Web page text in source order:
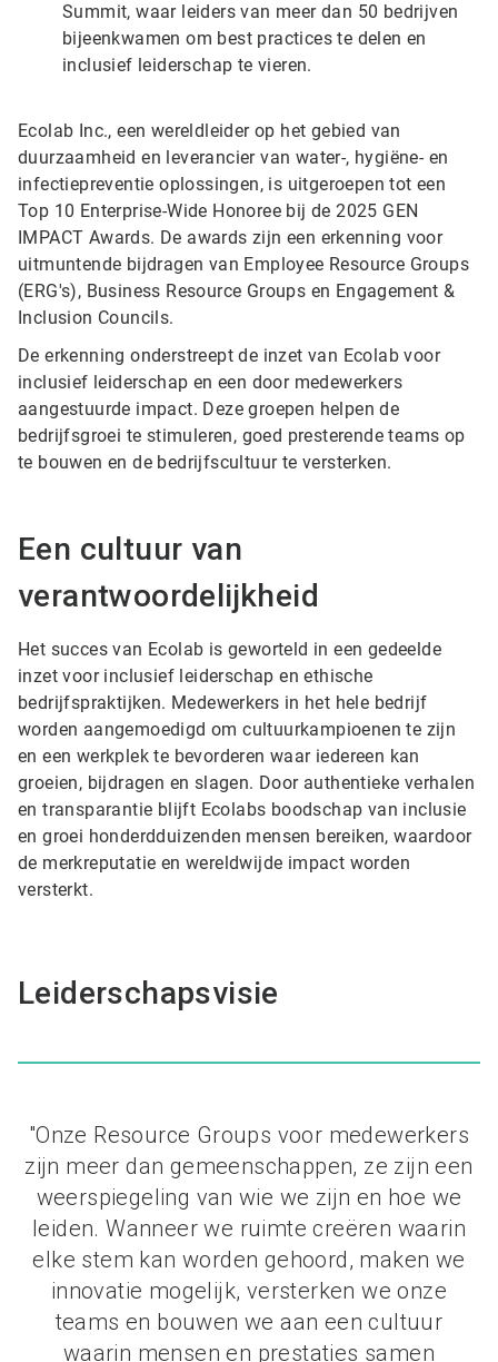
Summit, waar leiders van meer dan 50 bedrijven
bijeenkwamen om best practices te delen en
inclusief leiderschap te vieren.
Ecolab Inc., een wereldleider op het gebied van
duurzaamheid en leverancier van water-, hygiëne- en
infectiepreventie oplossingen, is uitgeroepen tot een
Top 10 Enterprise-Wide Honoree bij de 2025 GEN
IMPACT Awards. De awards zijn een erkenning voor
uitmuntende bijdragen van Employee Resource Groups
(ERG's), Business Resource Groups en Engagement &
Inclusion Councils.
De erkenning onderstreept de inzet van Ecolab voor
inclusief leiderschap en een door medewerkers
aangestuurde impact. Deze groepen helpen de
bedrijfsgroei te stimuleren, goed presterende teams op
te bouwen en de bedrijfscultuur te versterken.
Een cultuur van
verantwoordelijkheid
Het succes van Ecolab is geworteld in een gedeelde
inzet voor inclusief leiderschap en ethische
bedrijfspraktijken. Medewerkers in het hele bedrijf
worden aangemoedigd om cultuurkampioenen te zijn
en een werkplek te bevorderen waar iedereen kan
groeien, bijdragen en slagen. Door authentieke verhalen
en transparantie blijft Ecolabs boodschap van inclusie
en groei honderdduizenden mensen bereiken, waardoor
de merkreputatie en wereldwijde impact worden
versterkt.
Leiderschapsvisie
"Onze Resource Groups voor medewerkers
zijn meer dan gemeenschappen, ze zijn een
weerspiegeling van wie we zijn en hoe we
leiden. Wanneer we ruimte creëren waarin
elke stem kan worden gehoord, maken we
innovatie mogelijk, versterken we onze
teams en bouwen we aan een cultuur
waarin mensen en prestaties samen